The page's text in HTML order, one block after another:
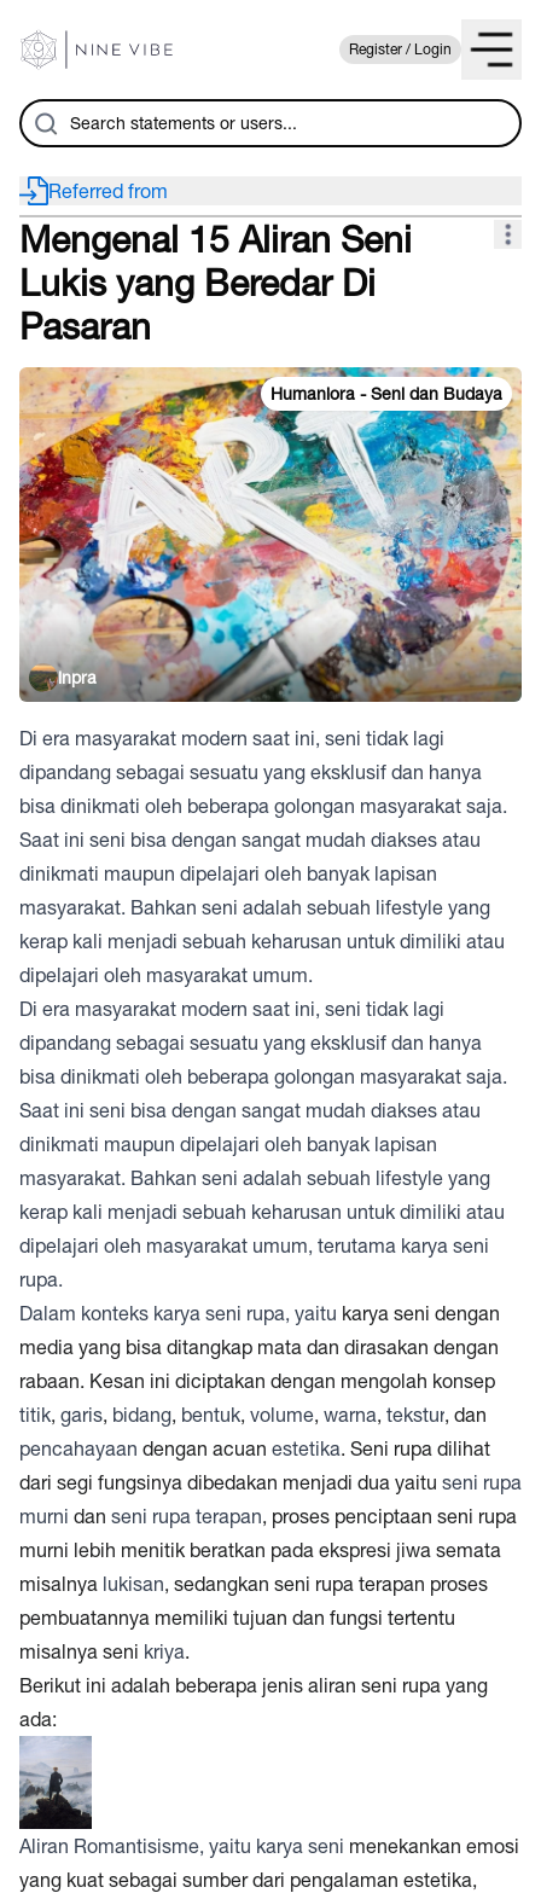
Register / Login
Mengenal 15 Aliran Seni
Lukis yang Beredar Di
Pasaran
inpra
Humaniora - Seni dan Budaya
Di era masyarakat modern saat ini, seni tidak lagi
dipandang sebagai sesuatu yang eksklusif dan hanya
bisa dinikmati oleh beberapa golongan masyarakat saja.
Saat ini seni bisa dengan sangat mudah diakses atau
dinikmati maupun dipelajari oleh banyak lapisan
masyarakat. Bahkan seni adalah sebuah lifestyle yang
kerap kali menjadi sebuah keharusan untuk dimiliki atau
dipelajari oleh masyarakat umum.
Di era masyarakat modern saat ini, seni tidak lagi
dipandang sebagai sesuatu yang eksklusif dan hanya
bisa dinikmati oleh beberapa golongan masyarakat saja.
Saat ini seni bisa dengan sangat mudah diakses atau
dinikmati maupun dipelajari oleh banyak lapisan
masyarakat. Bahkan seni adalah sebuah lifestyle yang
kerap kali menjadi sebuah keharusan untuk dimiliki atau
dipelajari oleh masyarakat umum, terutama karya seni
rupa.
Dalam konteks karya seni rupa, yaitu karya seni dengan
media yang bisa ditangkap mata dan dirasakan dengan
rabaan. Kesan ini diciptakan dengan mengolah konsep
titik, garis, bidang, bentuk, volume, warna, tekstur, dan
pencahayaan dengan acuan estetika. Seni rupa dilihat
dari segi fungsinya dibedakan menjadi dua yaitu seni rupa
murni dan seni rupa terapan, proses penciptaan seni rupa
murni lebih menitik beratkan pada ekspresi jiwa semata
misalnya lukisan, sedangkan seni rupa terapan proses
pembuatannya memiliki tujuan dan fungsi tertentu
misalnya seni kriya.
Berikut ini adalah beberapa jenis aliran seni rupa yang
ada:
Aliran Romantisisme, yaitu karya seni menekankan emosi
yang kuat sebagai sumber dari pengalaman estetika,
Referred from